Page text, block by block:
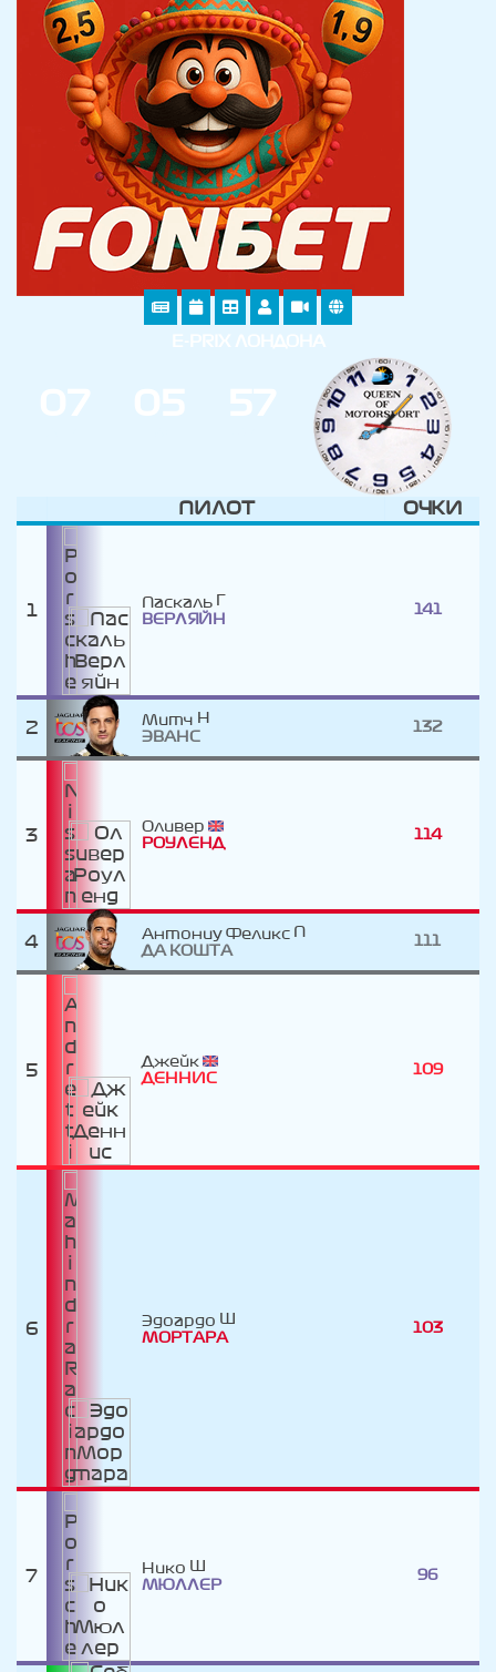
E-PRIX ЛОНДОНА
07 05 57
ПИЛОТ ОЧКИ
1
Паскаль
ВЕРЛЯЙН
141
2
Митч
ЭВАНС
132
3
Оливер
РОУЛЕНД
114
4
Антониу Феликс
ДА КОШТА
111
5
Джейк
ДЕННИС
109
6
Эдоардо
МОРТАРА
103
7
Нико
МЮЛЛЕР
96